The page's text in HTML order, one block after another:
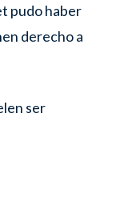
pudo haber
derecho a
ser